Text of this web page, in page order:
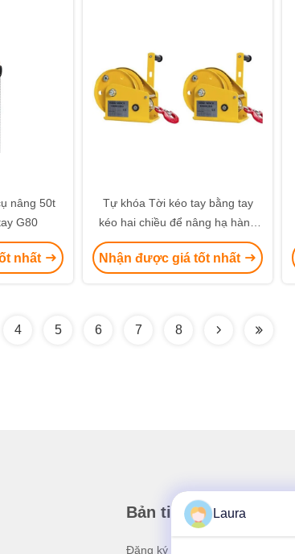
nâng 50t
G80
nhất
Tự khóa Tời kéo tay bằng tay
kéo hai chiều để nâng hạ hàng
hóa
Nhận được giá tốt nhất
4 5 6 7 8
Bản tin của chúng tôi
Đăng ký nhận bản tin của chúng
Laura